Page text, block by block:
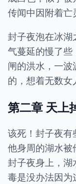
传闻中因附着亡
封子夜泡在冰湖
气蔓延的慢了些
闸的洪水，一
的，想着无数
第二章 天上
该死！封子夜有
他身周的湖水被
封子夜身上，湖
毒是没办法因为